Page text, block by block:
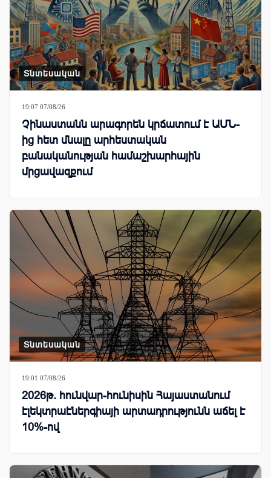
Տնտեսական
19:07 07/08/26
Չինաստանն արագորեն կրճատում է ԱՄՆ-
ից հետ մնալը արհեստական
բանականության համաշխարհային
մրցավազքում
Տնտեսական
19:01 07/08/26
2026թ. հունվար-հունիսին Հայաստանում
էլեկտրաէներգիայի արտադրությունն աճել է
10%-ով